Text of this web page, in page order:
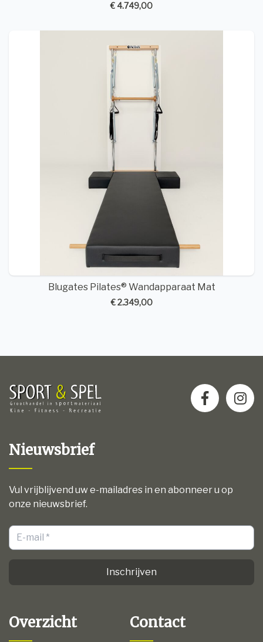
€ 4.749,00
Blugates Pilates® Wandapparaat Mat
€ 2.349,00
Nieuwsbrief
Vul vrijblijvend uw e-mailadres in en abonneer u op
onze nieuwsbrief.
Inschrijven
Overzicht Contact